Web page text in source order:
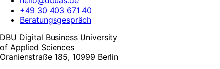
+49 30 403 671 40
Beratungsgespräch
DBU Digital Business University
of Applied Sciences
Oranienstraße 185, 10999 Berlin